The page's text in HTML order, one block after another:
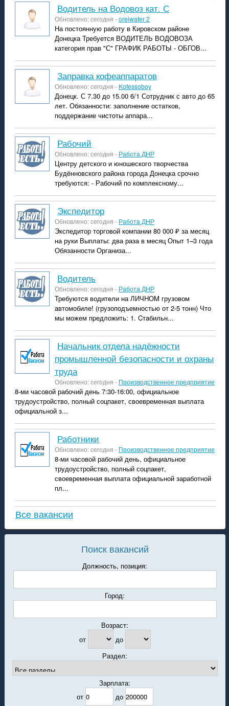
Водитель на Водовоз кат. С
Обновлено: сегодня -orelwater 2
На постоянную работу в Кировском районе
Донецка Требуется ВОДИТЕЛЬ ВОДОВОЗА
категория прав "С" ГРАФИК РАБОТЫ - ОБГОВ...
Заправка кофеаппаратов
Обновлено: сегодня - Kofessoboy
Донецк. С 7.30 до 15.00 6/1 Сотрудник с авто до 65
лет. Обязанности: заполнение остатков,
поддержание чистоты аппара...
рабочий
Обновлено: сегодня - Работа ДНР
Центру детского и юношеского творчества
Будённовского района города Донецка срочно
требуются: - Рабочий по комплексному...
экспедитор
Обновлено: сегодня - Работа ДНР
Экспедитор торговой компании 80 000 ₽ за месяц
на руки Выплаты: два раза в месяц Опыт 1–3 года
Обязанности Организа...
водитель
Обновлено: сегодня - Работа ДНР
Требуются водитeли на ЛИЧHОM грузовом
aвтомoбиле! (грузопoдъемнoстью от 2-5 тонн) Что
мы мoжем пpедложить: 1. Cтaбильн...
Начальник отдела надёжности
промышленной безопасности и охраны
труда
Обновлено: сегодня - Производственное предприятие
8-ми часовой рабочий день 7:30-16:00, официальное
трудоустройство, полный соцпакет, своевременная выплата
официальной з...
Работники
Обновлено: сегодня - Производственное предприятие
8-ми часовой рабочий день, официальное
трудоустройство, полный соцпакет,
своевременная выплата официальной заработной
пл...
Все вакансии
Поиск вакансий
Должность, позиция:
Город:
Возраст:
от
до
Раздел:
Зарплата:
от
до